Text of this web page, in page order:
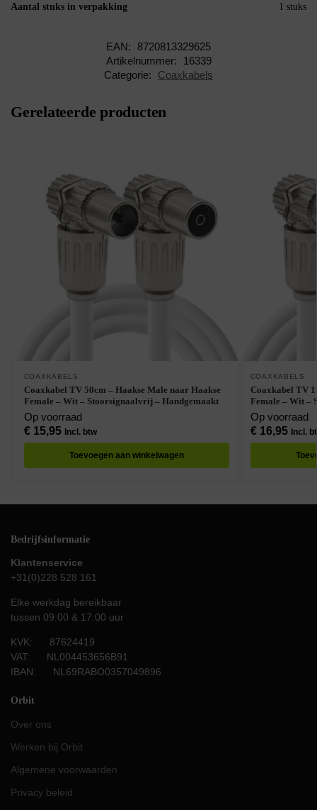
Aantal stuks in verpakking 1 stuks
EAN:
8720813329625
Artikelnummer:
16339
Categorie:
Coaxkabels
Gerelateerde producten
COAXKABELS
Coaxkabel TV 50cm – Haakse Male naar Haakse
Female – Wit – Stoorsignaalvrij – Handgemaakt
Op voorraad
€15,95 Incl. btw
Toevoegen aan winkelwagen
COAXKABELS
Coaxkabel TV
Female – Wit –
Op voorraad
€16,95 Incl.
Bedrijfsinformatie
Klantenservice
+31(0)228 528 161
Elke werkdag bereikbaar
tussen 09:00 & 17:00 uur
KVK: 87624419
VAT: NL004453656B91
IBAN: NL69RABO0357049896
Orbit
Over ons
Werken bij Orbit
Algemene voorwaarden
Privacy beleid